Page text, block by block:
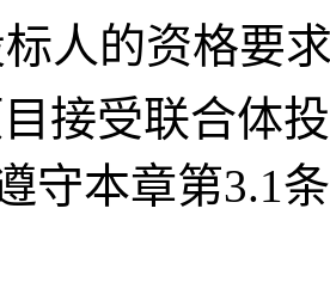
人的资格要
接受联合体
守本章第3.1